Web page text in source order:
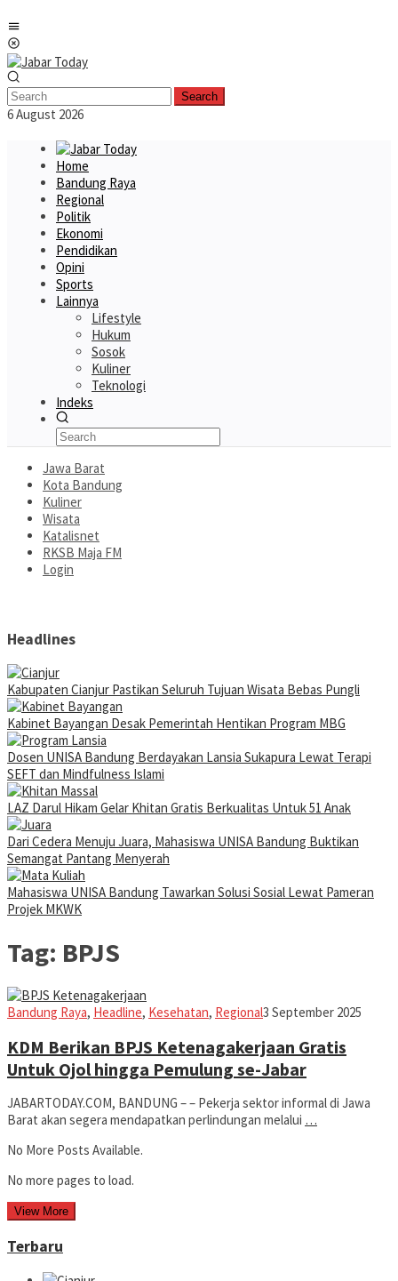
to
content
Search
6 August 2026
Home
Bandung Raya
Regional
Politik
Ekonomi
Pendidikan
Opini
Sports
Lainnya
Lifestyle
Hukum
Sosok
Kuliner
Teknologi
Indeks
Jawa Barat
Kota Bandung
Kuliner
Wisata
Katalisnet
RKSB Maja FM
Login
Headlines
Kabupaten Cianjur Pastikan Seluruh Tujuan Wisata Bebas Pungli
Kabinet Bayangan Desak Pemerintah Hentikan Program MBG
Dosen UNISA Bandung Berdayakan Lansia Sukapura Lewat Terapi
SEFT dan Mindfulness Islami
LAZ Darul Hikam Gelar Khitan Gratis Berkualitas Untuk 51 Anak
Dari Cedera Menuju Juara, Mahasiswa UNISA Bandung Buktikan
Semangat Pantang Menyerah
Mahasiswa UNISA Bandung Tawarkan Solusi Sosial Lewat Pameran
Projek MKWK
Tag: BPJS
Bandung Raya, Headline, Kesehatan, RegionalIman
3 September 2025
KDM Berikan BPJS Ketenagakerjaan Gratis
Untuk Ojol hingga Pemulung se-Jabar
JABARTODAY.COM, BANDUNG – – Pekerja sektor informal di Jawa
Barat akan segera mendapatkan perlindungan melalui …
No More Posts Available.
No more pages to load.
View More
Terbaru